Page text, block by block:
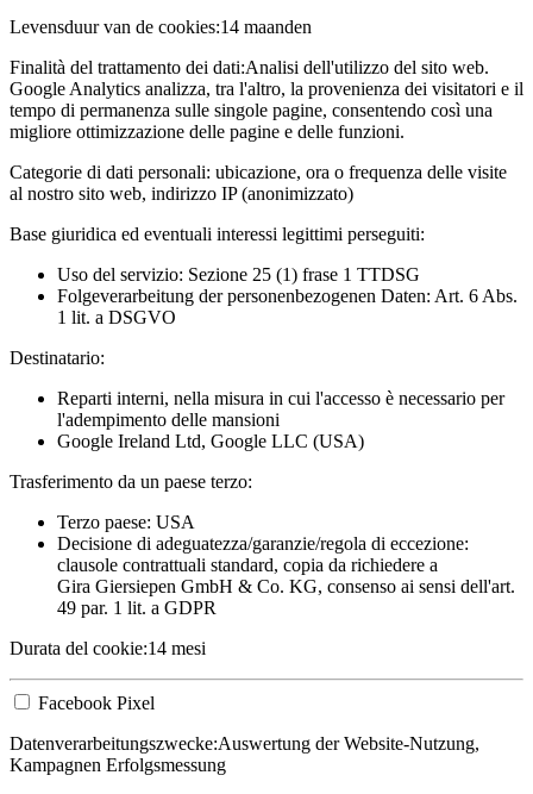
Levensduur van de cookies:14 maanden
Finalità del trattamento dei dati:Analisi dell'utilizzo del sito web.
Google Analytics analizza, tra l'altro, la provenienza dei visitatori e il
tempo di permanenza sulle singole pagine, consentendo così una
migliore ottimizzazione delle pagine e delle funzioni.
Categorie di dati personali: ubicazione, ora o frequenza delle visite
al nostro sito web, indirizzo IP (anonimizzato)
Base giuridica ed eventuali interessi legittimi perseguiti:
Uso del servizio: Sezione 25 (1) frase 1 TTDSG
Folgeverarbeitung der personenbezogenen Daten: Art. 6 Abs.
1 lit. a DSGVO
Destinatario:
Reparti interni, nella misura in cui l'accesso è necessario per
l'adempimento delle mansioni
Google Ireland Ltd, Google LLC (USA)
Trasferimento da un paese terzo:
Terzo paese: USA
Decisione di adeguatezza/garanzie/regola di eccezione:
clausole contrattuali standard, copia da richiedere a
Gira Giersiepen GmbH & Co. KG, consenso ai sensi dell'art.
49 par. 1 lit. a GDPR
Durata del cookie:14 mesi
Facebook Pixel
Datenverarbeitungszwecke:Auswertung der Website-Nutzung,
Kampagnen Erfolgsmessung